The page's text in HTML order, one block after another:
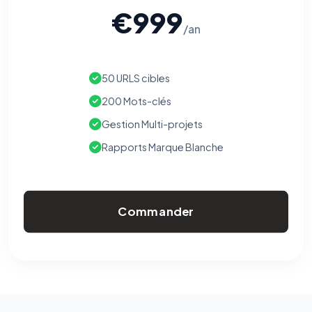
€999/an
50 URLS cibles
200 Mots-clés
Gestion Multi-projets
Rapports Marque Blanche
Commander